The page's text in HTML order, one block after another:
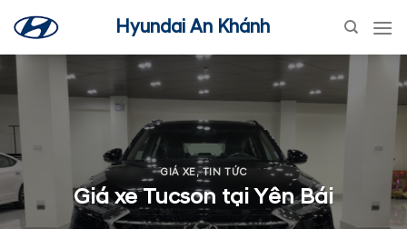
to
content
Hyundai An Khánh
GIÁ XE,TIN TỨC
Giá xe Tucson tại Yên Bái